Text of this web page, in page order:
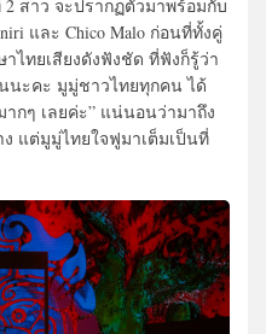
สาว จะปรากฏตัวมาพร้อมกับ
และ Chico Malo ก่อนที่ทั้งคู่
ไทยเสียงดังฟังชัด ที่ฟังก็รู้ว่า
นะคะ มูมู่ชาวไทยทุกคน ได้
กๆ เลยค่ะ” แน่นอนว่ามาถึง
แต่มูมู่ไทยใจฟูมาเต็มเป็นที่